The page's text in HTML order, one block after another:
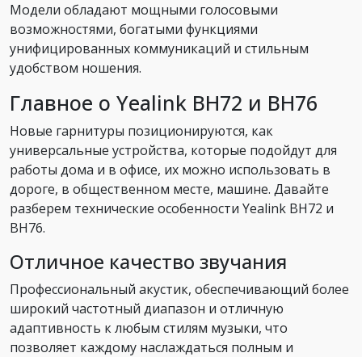
Модели обладают мощными голосовыми
возможностями, богатыми функциями
унифицированных коммуникаций и стильным
удобством ношения.
Главное о Yealink BH72 и BH76
Новые гарнитуры позиционируются, как
универсальные устройства, которые подойдут для
работы дома и в офисе, их можно использовать в
дороге, в общественном месте, машине. Давайте
разберем технические особенности Yealink BH72 и
BH76.
Отличное качество звучания
Профессиональный акустик, обеспечивающий более
широкий частотный диапазон и отличную
адаптивность к любым стилям музыки, что
позволяет каждому наслаждаться полным и